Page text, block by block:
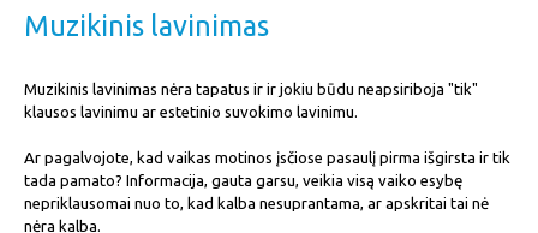
Muzikinis lavinimas
Muzikinis lavinimas nėra tapatus ir ir jokiu būdu neapsiriboja "tik"
klausos lavinimu ar estetinio suvokimo lavinimu.
Ar pagalvojote, kad vaikas motinos įsčiose pasaulį pirma išgirsta ir tik
tada pamato? Informacija, gauta garsu, veikia visą vaiko esybę
nepriklausomai nuo to, kad kalba nesuprantama, ar apskritai tai nė
nėra kalba.